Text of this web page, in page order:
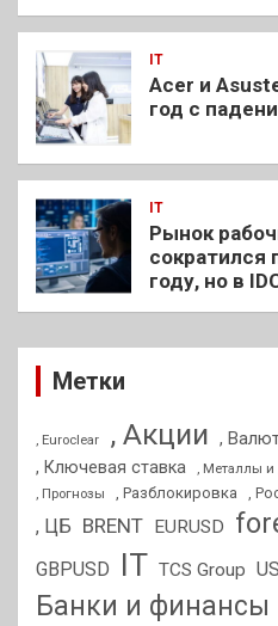
IT
Acer и
год с
IT
Рынок
сократился
году, но в
Метки
, Euroclear , Акции ,
, Ключевая ставка
, Металлы и
, Прогнозы , Разблокировка ,
, ЦБ BRENT EURUSD
GBPUSD IT TCS Group
Банки и финансы